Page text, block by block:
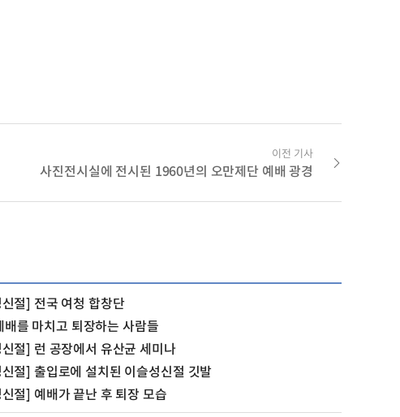
이전 기사
사진전시실에 전시된 1960년의 오만제단 예배 광경
절] 전국 여청 합창단
배를 마치고 퇴장하는 사람들
절] 런 공장에서 유산균 세미나
절] 출입로에 설치된 이슬성신절 깃발
절] 예배가 끝난 후 퇴장 모습